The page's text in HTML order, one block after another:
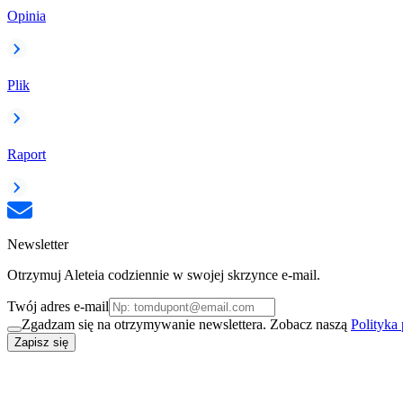
Opinia
Plik
Raport
Newsletter
Otrzymuj Aleteia codziennie w swojej skrzynce e-mail.
Twój adres e-mail
Zgadzam się na otrzymywanie newslettera. Zobacz naszą Polityka
Zapisz się